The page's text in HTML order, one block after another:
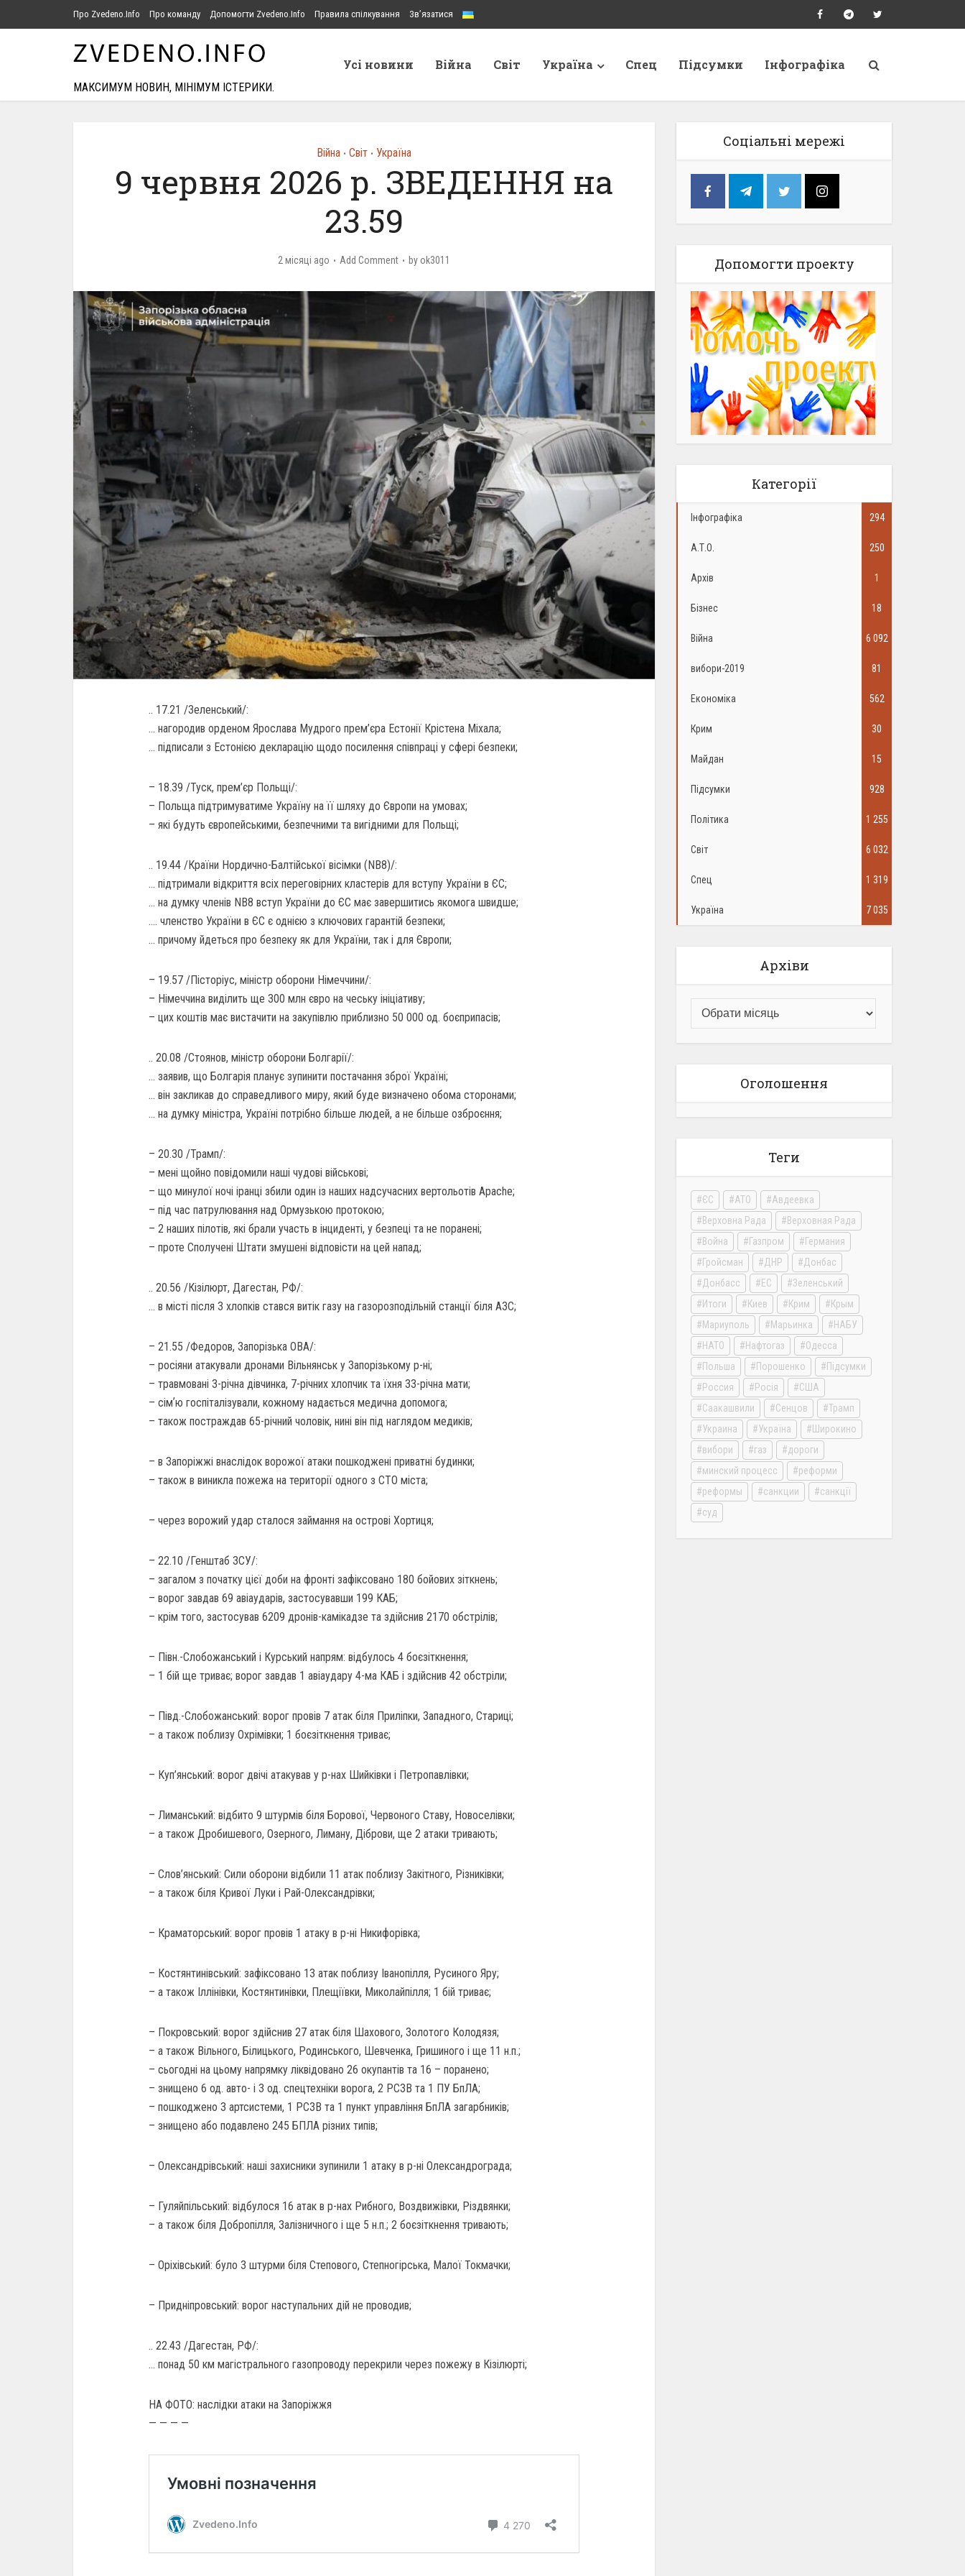
Про Zvedeno.Info Про команду Допомогти Zvedeno.Info Правила спілкування Зв’язатися
МАКСИМУМ НОВИН, МІНІМУМ ІСТЕРИКИ.
Усі новини Війна Світ Україна Спец Підсумки Інфографіка
Війна • Світ • Україна
9 червня 2026 р. ЗВЕДЕННЯ на
23.59
2 місяці ago Add Comment by ok3011
.. 17.21 /Зеленський/:
… нагородив орденом Ярослава Мудрого прем’єра Естонії Крістена Міхала;
… підписали з Естонією декларацію щодо посилення співпраці у сфері безпеки;
– 18.39 /Туск, прем’єр Польщі/:
– Польща підтримуватиме Україну на її шляху до Європи на умовах;
– які будуть європейськими, безпечними та вигідними для Польщі;
.. 19.44 /Країни Нордично-Балтійської вісімки (NB8)/:
… підтримали відкриття всіх переговірних кластерів для вступу України в ЄС;
… на думку членів NB8 вступ України до ЄС має завершитись якомога швидше;
…. членство України в ЄС є однією з ключових гарантій безпеки;
… причому йдеться про безпеку як для України, так і для Європи;
– 19.57 /Пісторіус, міністр оборони Німеччини/:
– Німеччина виділить ще 300 млн євро на чеську ініціативу;
– цих коштів має вистачити на закупівлю приблизно 50 000 од. боєприпасів;
.. 20.08 /Стоянов, міністр оборони Болгарії/:
… заявив, що Болгарія планує зупинити постачання зброї Україні;
… він закликав до справедливого миру, який буде визначено обома сторонами;
… на думку міністра, Україні потрібно більше людей, а не більше озброєння;
– 20.30 /Трамп/:
– мені щойно повідомили наші чудові військові;
– що минулої ночі іранці збили один із наших надсучасних вертольотів Apache;
– під час патрулювання над Ормузькою протокою;
– 2 наших пілотів, які брали участь в інциденті, у безпеці та не поранені;
– проте Сполучені Штати змушені відповісти на цей напад;
.. 20.56 /Кізілюрт, Дагестан, РФ/:
… в місті після 3 хлопків стався витік газу на газорозподільній станції біля АЗС;
– 21.55 /Федоров, Запорізька ОВА/:
– росіяни атакували дронами Вільнянськ у Запорізькому р-ні;
– травмовані 3-річна дівчинка, 7-річних хлопчик та їхня 33-річна мати;
– сімʼю госпіталізували, кожному надається медична допомога;
– також постраждав 65-річний чоловік, нині він під наглядом медиків;
– в Запоріжжі внаслідок ворожої атаки пошкоджені приватні будинки;
– також в виникла пожежа на території одного з СТО міста;
– через ворожий удар сталося займання на острові Хортиця;
– 22.10 /Генштаб ЗСУ/:
– загалом з початку цієї доби на фронті зафіксовано 180 бойових зіткнень;
– ворог завдав 69 авіаударів, застосувавши 199 КАБ;
– крім того, застосував 6209 дронів-камікадзе та здійснив 2170 обстрілів;
– Півн.-Слобожанський і Курський напрям: відбулось 4 боєзіткнення;
– 1 бій ще триває; ворог завдав 1 авіаудару 4-ма КАБ і здійснив 42 обстріли;
– Півд.-Слобожанський: ворог провів 7 атак біля Приліпки, Западного, Стариці;
– а також поблизу Охрімівки; 1 боєзіткнення триває;
– Куп’янський: ворог двічі атакував у р-нах Шийківки і Петропавлівки;
– Лиманський: відбито 9 штурмів біля Борової, Червоного Ставу, Новоселівки;
– а також Дробишевого, Озерного, Лиману, Діброви, ще 2 атаки тривають;
– Слов’янський: Сили оборони відбили 11 атак поблизу Закітного, Різниківки;
– а також біля Кривої Луки і Рай-Олександрівки;
– Краматорський: ворог провів 1 атаку в р-ні Никифорівка;
– Костянтинівський: зафіксовано 13 атак поблизу Іванопілля, Русиного Яру;
– а також Іллінівки, Костянтинівки, Плещіївки, Миколайпілля; 1 бій триває;
– Покровський: ворог здійснив 27 атак біля Шахового, Золотого Колодязя;
– а також Вільного, Білицького, Родинського, Шевченка, Гришиного і ще 11 н.п.;
– сьогодні на цьому напрямку ліквідовано 26 окупантів та 16 – поранено;
– знищено 6 од. авто- і 3 од. спецтехніки ворога, 2 РСЗВ та 1 ПУ БпЛА;
– пошкоджено 3 артсистеми, 1 РСЗВ та 1 пункт управління БпЛА загарбників;
– знищено або подавлено 245 БПЛА різних типів;
– Олександрівський: наші захисники зупинили 1 атаку в р-ні Олександрограда;
– Гуляйпільський: відбулося 16 атак в р-нах Рибного, Воздвижівки, Різдвянки;
– а також біля Добропілля, Залізничного і ще 5 н.п.; 2 боєзіткнення тривають;
– Оріхівський: було 3 штурми біля Степового, Степногірська, Малої Токмачки;
– Придніпровський: ворог наступальних дій не проводив;
.. 22.43 /Дагестан, РФ/:
… понад 50 км магістрального газопроводу перекрили через пожежу в Кізілюрті;
НА ФОТО: наслідки атаки на Запоріжжя
— — — —
Соціальні мережі
Допомогти проекту
Категорії
Інфографіка 294
А.Т.О. 250
Архів 1
Бізнес 18
Війна 6 092
вибори-2019 81
Економіка 562
Крим 30
Майдан 15
Підсумки 928
Політика 1 255
Світ 6 032
Спец 1 319
Україна 7 035
Архіви
Оголошення
Теги
ЄС АТО
Авдеевка
Верховна Рада
Верховная Рада
Война
Газпром
Германия
Гройсман
ДНР
Донбас
Донбасс
ЕС
Зеленський
Итоги
Киев Крим
Крым
Мариуполь
Марьинка
НАБУ
НАТО
Нафтогаз
Одесса
Польша
Порошенко
Підсумки
Россия
Росія
США
Саакашвили
Сенцов
Трамп
Украина
Україна
Широкино
вибори
газ
дороги
минский процесс
реформи
реформы
санкции
санкції
суд